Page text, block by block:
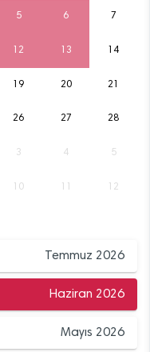
5 6 7
12 13 14
19 20 21
26 27 28
3 4 5
10 12
Temmuz 2026
Haziran 2026
Mayıs 2026